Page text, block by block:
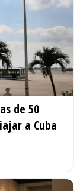
de 50
a Cuba